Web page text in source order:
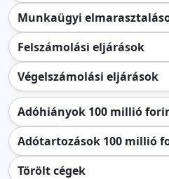
Munkaügyi
Felszámolási eljárások
Végelszámolási eljárások
Adóhiányok 100 millió
Adótartozások 100 millió
Törölt cégek